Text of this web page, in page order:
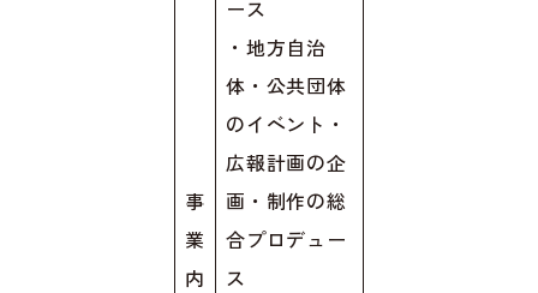
事
業
内
ース
・地方自治
体・公共団体
のイベント・
広報計画の企
画・制作の総
合プロデュー
ス